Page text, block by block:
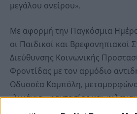
μεγάλου ονείρου».
Με αφορμή την Παγκόσμια
οι Παιδικοί και Βρεφονηπιακοί
Διεύθυνσης Κοινωνικής
Φροντίδας με τον αρμόδιο
Οδυσσέα Καμπόλη,
«λιμάνια» φαντασίας και
Μέσα από μια σειρά δράσεων,